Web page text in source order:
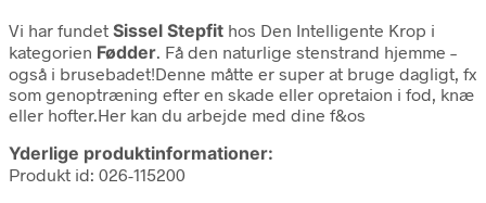
Vi har fundet Sissel Stepfit hos Den Intelligente Krop i
kategorien Fødder. Få den naturlige stenstrand hjemme –
også i brusebadet!Denne måtte er super at bruge dagligt, fx
som genoptræning efter en skade eller opretaion i fod, knæ
eller hofter.Her kan du arbejde med dine f&os
Yderlige produktinformationer:
Produkt id: 026-115200